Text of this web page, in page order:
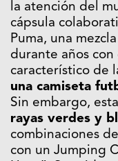
la atención del
cápsula
Puma, una
durante años
característico de
una camiseta
Sin embargo,
rayas verdes y
combinaciones
con un Jumping